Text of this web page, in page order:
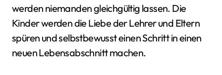
werden niemanden gleichgültig lassen. Die
Kinder werden die Liebe der Lehrer und Eltern
spüren und selbstbewusst einen Schritt in einen
neuen Lebensabschnitt machen.